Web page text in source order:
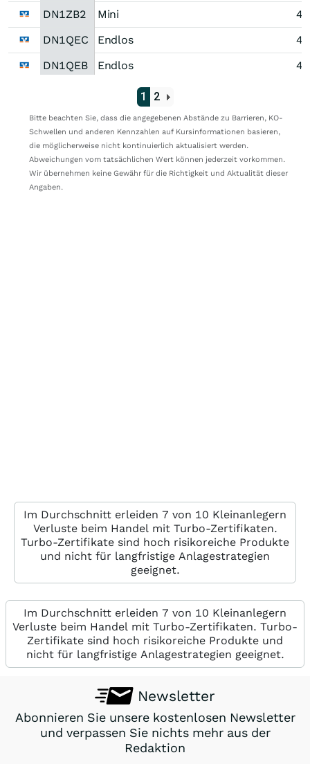
Im Durchschnitt erleiden 7 von 10 Kleinanlegern
Verluste beim Handel mit Turbo-Zertifikaten.
Turbo-Zertifikate sind hoch risikoreiche Produkte
und nicht für langfristige Anlagestrategien
geeignet.
DN1ZB2
Mini
DN1QEC
Endlos
DN1QEB
Endlos
DN1FZY
Endlos
DN06YJ
Endlos
DN1S5E
Mini
DN0CHA
DU9ZUN
Endlos
DU967D
Mini
DU9ZUM
Endlos
Endlos
DU9651
Mini
DU8DEX
Endlos
DU8AAB
Endlos
Mini
DU75AY
Endlos
Endlos
1 2
Bitte beachten Sie, dass die angegebenen Abstände zu Barrieren, KO-
Schwellen und anderen Kennzahlen auf Kursinformationen basieren,
die möglicherweise nicht kontinuierlich aktualisiert werden.
Abweichungen vom tatsächlichen Wert können jederzeit vorkommen.
Wir übernehmen keine Gewähr für die Richtigkeit und Aktualität dieser
Angaben.
Im Durchschnitt erleiden 7 von 10 Kleinanlegern
Verluste beim Handel mit Turbo-Zertifikaten. Turbo-
Zertifikate sind hoch risikoreiche Produkte und
nicht für langfristige Anlagestrategien geeignet.
Newsletter
Abonnieren Sie unsere kostenlosen Newsletter
und verpassen Sie nichts mehr aus der
Redaktion